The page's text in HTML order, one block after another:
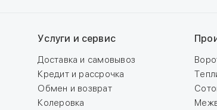
Услуги и сервис
Доставка и самовывоз
Кредит и рассрочка
Обмен и возврат
Колеровка